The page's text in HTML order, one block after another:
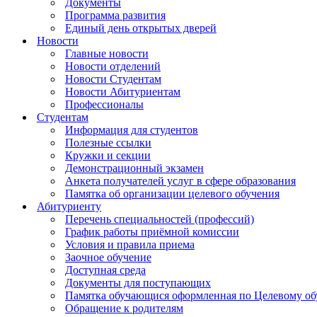
Документы
Программа развития
Единый день открытых дверей
Новости
Главные новости
Новости отделений
Новости Студентам
Новости Абитуриентам
Профессионалы
Студентам
Информация для студентов
Полезные ссылки
Кружки и секции
Демонстрационный экзамен
Анкета получателей услуг в сфере образования
Памятка об организации целевого обучения
Абитуриенту
Перечень специальностей (профессий)
График работы приёмной комиссии
Условия и правила приема
Заочное обучение
Доступная среда
Документы для поступающих
Памятка обучающися оформленная по Целевому
Обращение к родителям